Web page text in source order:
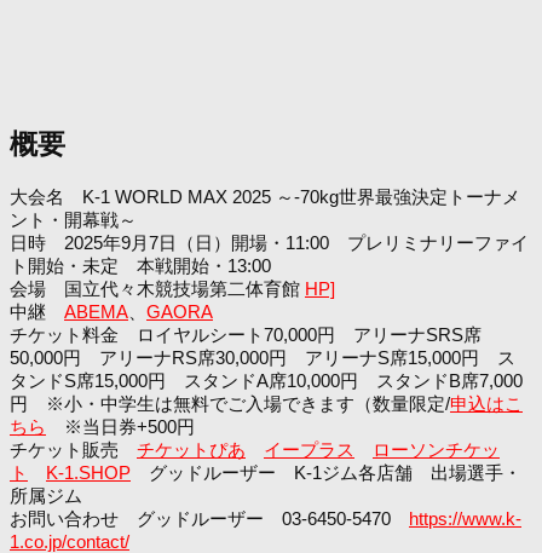
概要
大会名 K-1 WORLD MAX 2025 ～-70kg世界最強決定トーナメ
ント・開幕戦～
日時 2025年9月7日（日）開場・11:00 プレリミナリーファイ
ト開始・未定 本戦開始・13:00
会場 国立代々木競技場第二体育館 HP]
中継 ABEMA
GAORA
チケット料金 ロイヤルシート70,000円 アリーナSRS席
50,000円 アリーナRS席30,000円 アリーナS席15,000円 ス
タンドS席15,000円 スタンドA席10,000円 スタンドB席7,000
円 ※小・中学生は無料でご入場できます（数量限定/申込はこ
ちら
※当日券+500円
チケット販売 チケットぴあ イープラス
ローソンチケッ
ト
K-1.SHOP グッドルーザー K-1ジム各店舗 出場選手・
所属ジム
お問い合わせ グッドルーザー 03-6450-5470 https://www.k-
1.co.jp/contact/